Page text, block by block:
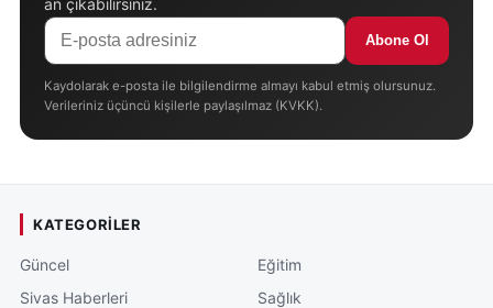
Abone Ol
Kaydolarak e-posta ile bilgilendirme almayı kabul etmiş olursunuz.
Verileriniz üçüncü kişilerle paylaşılmaz (KVKK).
KATEGORILER
Güncel
Sivas Haberleri
Eğitim
Sağlık